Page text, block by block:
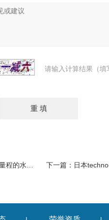
请输入计算结果（填
电导率仪 下一篇： 日本